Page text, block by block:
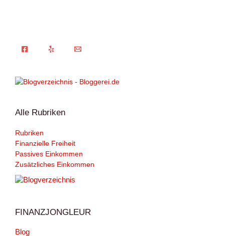
Alle Rubriken
Rubriken
Finanzielle Freiheit
Passives Einkommen
Zusätzliches Einkommen
FINANZJONGLEUR
Blog